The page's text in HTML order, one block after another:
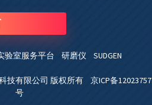
验室服务平台 研磨仪 SUDGEN
技有限公司 版权所有 京ICP备12023757
号